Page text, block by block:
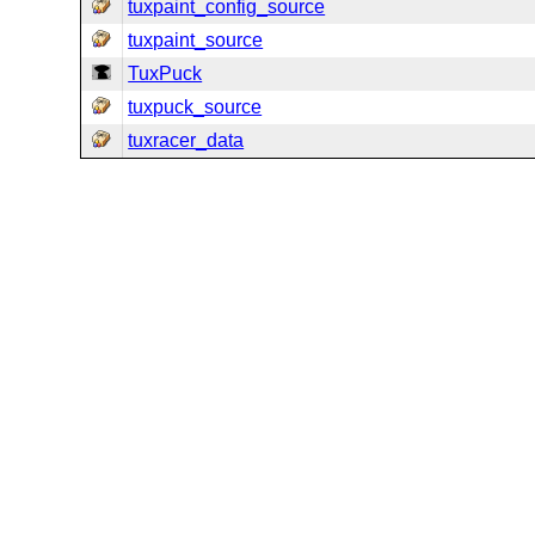
tuxpaint_config_source
tuxpaint_source
TuxPuck
tuxpuck_source
tuxracer_data